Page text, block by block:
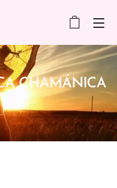
CHAMÁNICA